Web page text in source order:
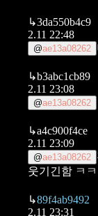
↳3da550b4c9
2.11 22:48
@ae13a08262
↳b3abc1cb89
2.11 23:08
@ae13a08262
↳a4c900f4ce
2.11 23:09
@ae13a08262
웃기긴함 ㅋㅋ
↳89f4ab9492
2.11 23:31